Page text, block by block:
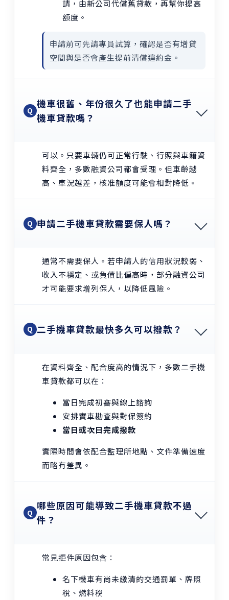
請，由新公司代償舊貸款，再幫你提高
額度。
申請前可先請專員試算，確認是否有增貸
空間與是否會產生提前清償違約金。
Q
機車很舊、年份很久了也能申請二手
機車貸款嗎？
可以。只要車輛仍可正常行駛、行照與車籍資
料齊全，多數融資公司都會受理。但車齡越
高、車況越差，核准額度可能會相對降低。
Q 申請二手機車貸款需要保人嗎？
通常不需要保人。若申請人的信用狀況較弱、
收入不穩定、或負債比偏高時，部分融資公司
才可能要求增列保人，以降低風險。
Q 二手機車貸款最快多久可以撥款？
在資料齊全、配合度高的情況下，多數二手機
車貸款都可以在：
當日完成初審與線上諮詢
安排實車勘查與對保簽約
當日或次日完成撥款
實際時間會依配合監理所地點、文件準備速度
而略有差異。
Q
哪些原因可能導致二手機車貸款不過
件？
常見拒件原因包含：
名下機車有尚未繳清的交通罰單、牌照
稅、燃料稅